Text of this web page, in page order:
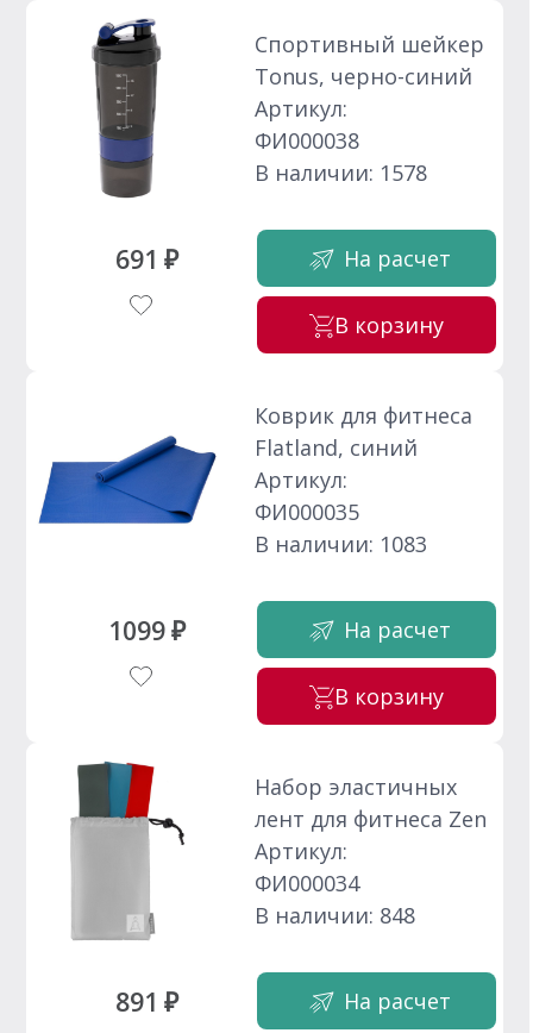
691 ₽
Спортивный шейкер
Tonus, черно-синий
Артикул:
ФИ000038
В наличии: 1578
На расчет
В корзину
1099 ₽
Коврик для фитнеса
Flatland, синий
Артикул:
ФИ000035
В наличии: 1083
На расчет
В корзину
891 ₽
Набор эластичных
лент для фитнеса Zen
Артикул:
ФИ000034
В наличии: 848
На расчет